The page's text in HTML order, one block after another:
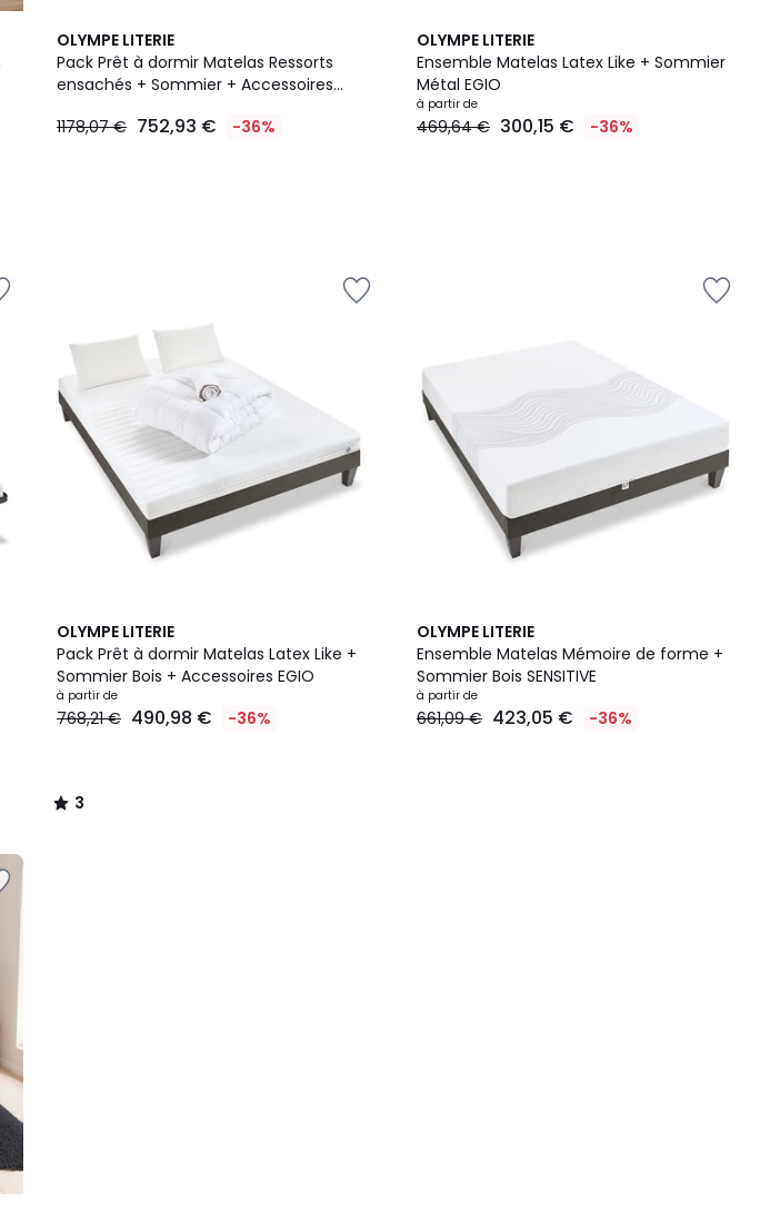
OLYMPE LITERIE
Pack Prêt à dormir Matelas Ressorts
ensachés + Sommier + Accessoires
1178,07 € 752,93 € -36%
OLYMPE LITERIE
Ensemble Matelas Latex Like + Sommier
Métal EGIO
à partir de
469,64 € 300,15 € -36%
OLYMPE LITERIE
Pack Prêt à dormir Matelas Latex Like +
Sommier Bois + Accessoires EGIO
à partir de
768,21 € 490,98 € -36%
3
/
5
3
/
OLYMPE LITERIE
Ensemble Matelas Mémoire de forme +
Sommier Bois SENSITIVE
à partir de
661,09 € 423,05 € -36%